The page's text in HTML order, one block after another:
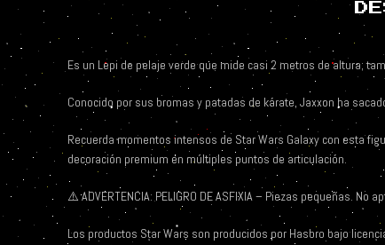
Es un Lepi de pelaje verde que mide casi 2 metros de altura;
Conocido por sus bromas y patadas de kárate, Jaxxon ha
Recuerda momentos intensos de Star Wars Galaxy con esta
decoración premium en múltiples puntos de articulación.
⚠️ ADVERTENCIA: PELIGRO DE ASFIXIA – Piezas pequeñas. No
Los productos Star Wars son producidos por Hasbro bajo